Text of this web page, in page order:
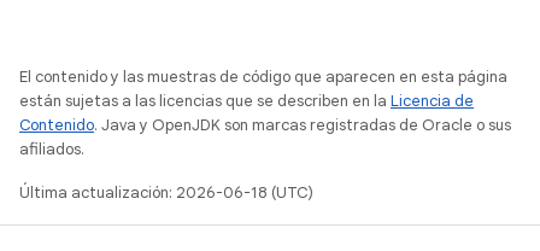
El contenido y las muestras de código que aparecen en esta página
están sujetas a las licencias que se describen en la Licencia de
Contenido. Java y OpenJDK son marcas registradas de Oracle o sus
afiliados.
Última actualización: 2026-06-18 (UTC)